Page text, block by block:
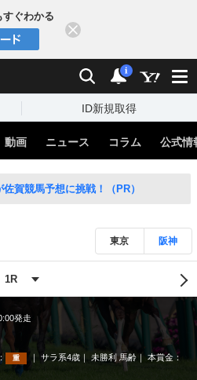
ぐわかる
検索 通知
i
ID新規取得
動画 ニュース コラム 公式情
賀競馬予想に挑戦！（PR）
東京 阪神
発走
重 サラ系4歳 未勝利 馬齢
本賞金：